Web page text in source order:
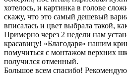
хотелось, и картинка в голове
скажу, что это самый дешевый
вписалась и цвет выбрала такой,
Примерно через 2 недели нам
красавицу! «Благодаря» нашим
помучиться с монтажом верхних
получился отменный.
Большое всем спасибо!